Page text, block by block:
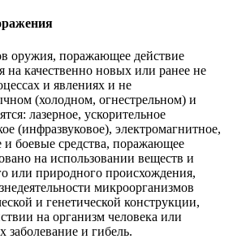
оружия, поражающее действие
на качественно новых или ранее не
и явлениях и не
(холодном, огнестрельном) и
лазерное, ускорительное
(инфразвуковое), электромагнитное,
и боевые средства, поражающее
на использовании веществ и
или природного происхождения,
микроорганизмов
и генетической конструкции,
на организм человека или
и гибель.